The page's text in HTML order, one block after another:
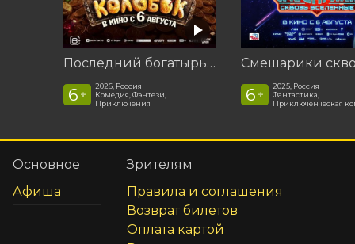
Последний богатырь. Колобок
6 +
2026, Россия
Комедия, Фэнтези,
Приключения
6 +
2025, Россия
Фантастика,
Приключенческая
Основное
Афиша
Зрителям
Правила и соглашения
Возврат билетов
Оплата картой